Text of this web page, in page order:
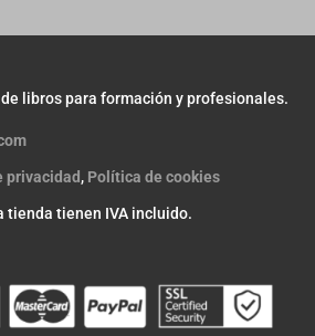
libros para formación y profesionales.
privacidad , Política de cookies
tienda tienen IVA incluido.